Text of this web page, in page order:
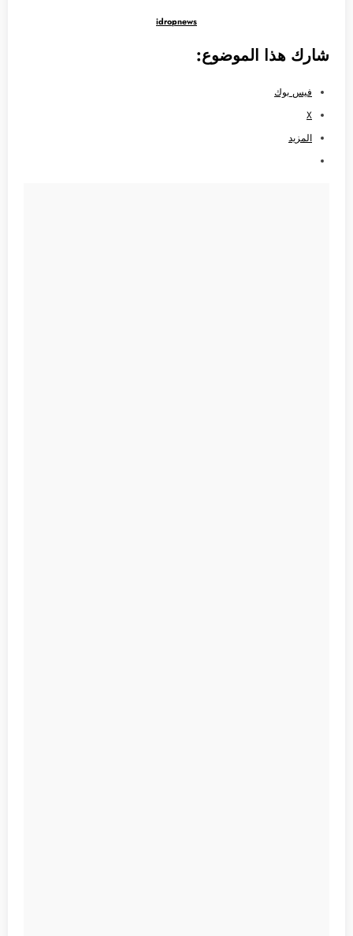
idropnews
شارك هذا الموضوع:
فيس بوك
X
المزيد